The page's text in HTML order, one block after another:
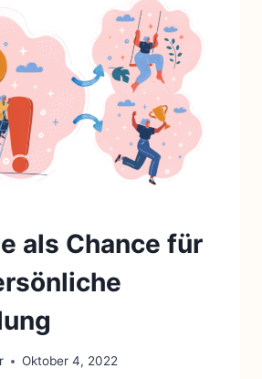
als Chance für
Oktober 4, 2022